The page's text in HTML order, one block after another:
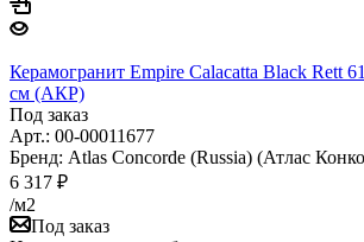
Керамогранит Empire Calacatta Black Rett
см (АКР)
Под заказ
Арт.: 00-00011677
Бренд: Atlas Concorde (Russia) (Атлас
6 317 ₽
/м2
Под заказ